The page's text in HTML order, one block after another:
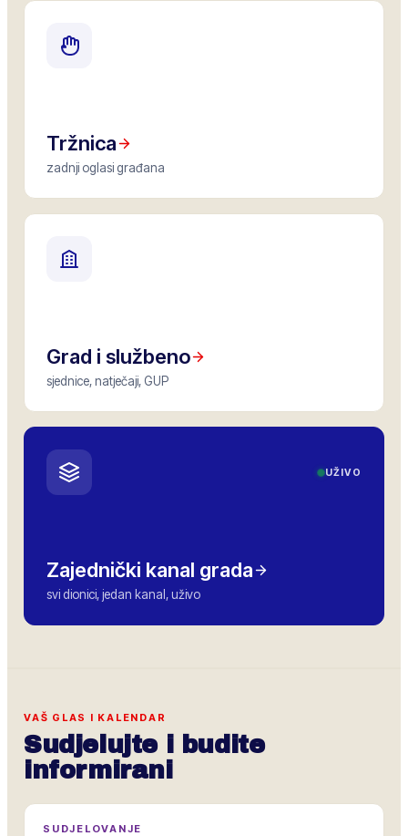
Tržnica
zadnji oglasi građana
Grad i službeno
sjednice, natječaji, GUP
UŽIVO
Zajednički kanal grada
svi dionici, jedan kanal, uživo
VAŠ GLAS I KALENDAR
Sudjelujte i budite
informirani
SUDJELOVANJE